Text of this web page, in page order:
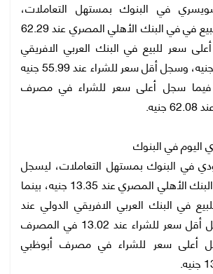
في البنوك بمستهل التعاملات،
ليسجل أقل سعر للبيع في في البنك الأهلي المصري عند 62.29
سعر للبيع في البنك العربي الافريقي
الدولي عند 62.52 جنيه، وسجل أقل سعر للشراء عند 55.99 جنيه
سجل أعلى سعر للشراء في مصرف
اليوم في البنوك
في البنوك بمستهل التعاملات، ليسجل
أقل سعر للبيع في البنك الأهلي المصري عند 13.35 جنيه، بينما
في البنك العربي الافريقي الدولي عند
13.37 جنيه، وسجل أقل سعر للشراء عند 13.02 في المصرف
أعلى سعر للشراء في مصرف أبوظبي